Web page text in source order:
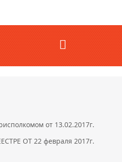
от 13.02.2017г.
ОТ 22 февраля 2017г.